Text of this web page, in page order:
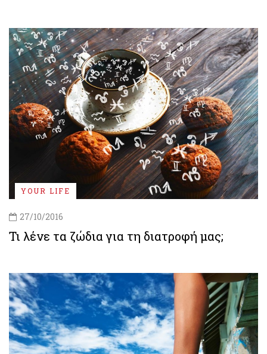
YOUR LIFE
27/10/2016
Τι λένε τα ζώδια για τη διατροφή μας;